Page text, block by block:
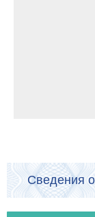
Сведения